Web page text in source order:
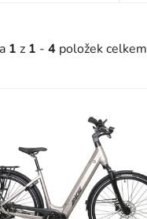
1 z 1 - 4 položek celkem